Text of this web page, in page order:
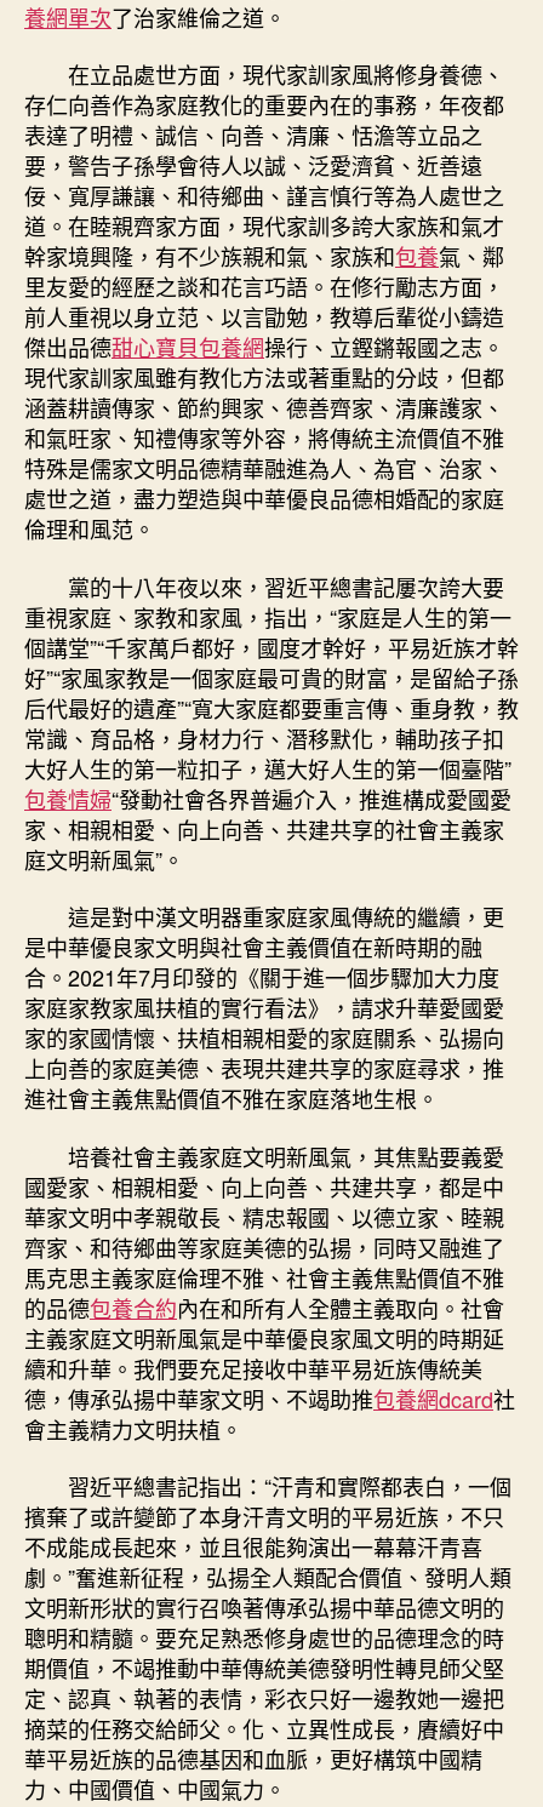
養網單次了治家維倫之道。
在立品處世方面，現代家訓家風將修身養德、
存仁向善作為家庭教化的重要內在的事務，年夜都
表達了明禮、誠信、向善、清廉、恬澹等立品之
要，警告子孫學會待人以誠、泛愛濟貧、近善遠
佞、寬厚謙讓、和待鄉曲、謹言慎行等為人處世之
道。在睦親齊家方面，現代家訓多誇大家族和氣才
幹家境興隆，有不少族親和氣、家族和包養氣、鄰
里友愛的經歷之談和花言巧語。在修行勵志方面，
前人重視以身立范、以言勖勉，教導后輩從小鑄造
傑出品德甜心寶貝包養網操行、立鏗鏘報國之志。
現代家訓家風雖有教化方法或著重點的分歧，但都
涵蓋耕讀傳家、節約興家、德善齊家、清廉護家、
和氣旺家、知禮傳家等外容，將傳統主流價值不雅
特殊是儒家文明品德精華融進為人、為官、治家、
處世之道，盡力塑造與中華優良品德相婚配的家庭
倫理和風范。
黨的十八年夜以來，習近平總書記屢次誇大要
重視家庭、家教和家風，指出，“家庭是人生的第一
個講堂”“千家萬戶都好，國度才幹好，平易近族才幹
好”“家風家教是一個家庭最可貴的財富，是留給子孫
后代最好的遺產”“寬大家庭都要重言傳、重身教，教
常識、育品格，身材力行、潛移默化，輔助孩子扣
大好人生的第一粒扣子，邁大好人生的第一個臺階”
包養情婦“發動社會各界普遍介入，推進構成愛國愛
家、相親相愛、向上向善、共建共享的社會主義家
庭文明新風氣”。
這是對中漢文明器重家庭家風傳統的繼續，更
是中華優良家文明與社會主義價值在新時期的融
合。2021年7月印發的《關于進一個步驟加大力度
家庭家教家風扶植的實行看法》，請求升華愛國愛
家的家國情懷、扶植相親相愛的家庭關系、弘揚向
上向善的家庭美德、表現共建共享的家庭尋求，推
進社會主義焦點價值不雅在家庭落地生根。
培養社會主義家庭文明新風氣，其焦點要義愛
國愛家、相親相愛、向上向善、共建共享，都是中
華家文明中孝親敬長、精忠報國、以德立家、睦親
齊家、和待鄉曲等家庭美德的弘揚，同時又融進了
馬克思主義家庭倫理不雅、社會主義焦點價值不雅
的品德包養合約內在和所有人全體主義取向。社會
主義家庭文明新風氣是中華優良家風文明的時期延
續和升華。我們要充足接收中華平易近族傳統美
德，傳承弘揚中華家文明、不竭助推包養網dcard社
會主義精力文明扶植。
習近平總書記指出：“汗青和實際都表白，一個
擯棄了或許變節了本身汗青文明的平易近族，不只
不成能成長起來，並且很能夠演出一幕幕汗青喜
劇。”奮進新征程，弘揚全人類配合價值、發明人類
文明新形狀的實行召喚著傳承弘揚中華品德文明的
聰明和精髓。要充足熟悉修身處世的品德理念的時
期價值，不竭推動中華傳統美德發明性轉見師父堅
定、認真、執著的表情，彩衣只好一邊教她一邊把
摘菜的任務交給師父。化、立異性成長，賡續好中
華平易近族的品德基因和血脈，更好構筑中國精
力、中國價值、中國氣力。